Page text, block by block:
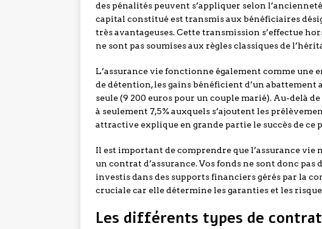
des pénalités peuvent s’appliquer selon
capital constitué est transmis aux bénéficiaires
très avantageuses. Cette transmission s’effectue
ne sont pas soumises aux règles classiques de
L’assurance vie fonctionne également comme une
de détention, les gains bénéficient d’un abattement
seule (9 200 euros pour un couple marié). Au-delà
à seulement 7,5% auxquels s’ajoutent les
attractive explique en grande partie le succès de ce
Il est important de comprendre que l’assurance vie
un contrat d’assurance. Vos fonds ne sont donc pas
investis dans des supports financiers gérés par la
cruciale car elle détermine les garanties et les
Les différents types de